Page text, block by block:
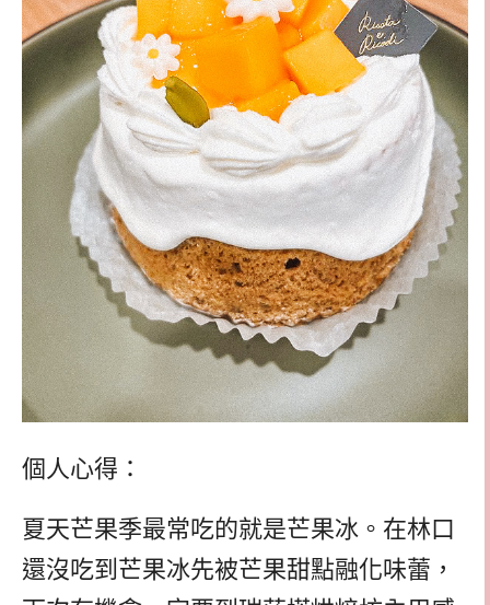
個人心得：
夏天芒果季最常吃的就是芒果冰。在林口
還沒吃到芒果冰先被芒果甜點融化味蕾，